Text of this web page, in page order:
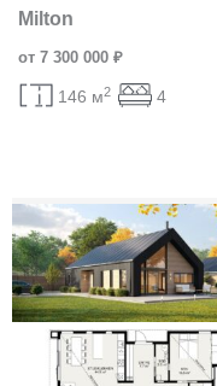
Milton
от 7 300 000 ₽
146 м2 4